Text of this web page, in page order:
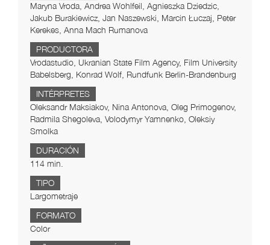
Maryna Vroda, Andrea Wohlfeil, Agnieszka Dziedzic,
Jakub Burakiewicz, Jan Naszewski, Marcin Łuczaj, Peter
Kerekes, Anna Mach Rumanova
PRODUCTORA
Vrodastudio, Ukranian State Film Agency, Film University
Babelsberg, Konrad Wolf, Rundfunk Berlin-Brandenburg
INTÉRPRETES
Oleksandr Maksiakov, Nina Antonova, Oleg Primogenov,
Radmila Shegoleva, Volodymyr Yamnenko, Oleksiy
Smolka
DURACIÓN
114 min.
TIPO
Largometraje
FORMATO
Color